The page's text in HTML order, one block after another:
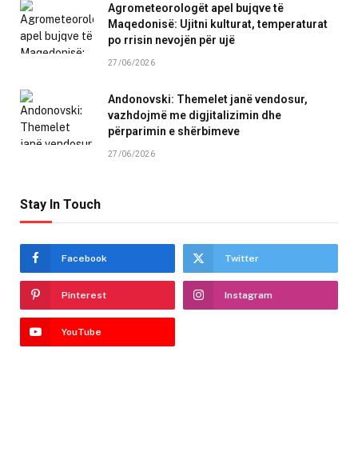
Agrometeorologët apel bujqve të
Maqedonisë: Ujitni kulturat, temperaturat
po rrisin nevojën për ujë
27/06/2026
Andonovski: Themelet janë vendosur,
vazhdojmë me digjitalizimin dhe
përparimin e shërbimeve
27/06/2026
Stay In Touch
Facebook Twitter
Pinterest Instagram
YouTube